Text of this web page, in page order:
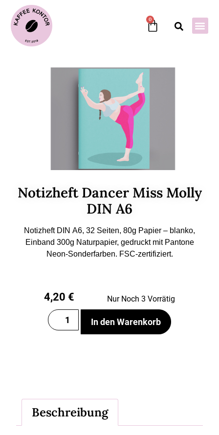
0
Notizheft Dancer Miss Molly
DIN A6
Notizheft DIN A6, 32 Seiten, 80g Papier – blanko,
Einband 300g Naturpapier, gedruckt mit Pantone
Neon-Sonderfarben. FSC-zertifiziert.
4,20 € Nur Noch 3 Vorrätig
In den Warenkorb
Beschreibung